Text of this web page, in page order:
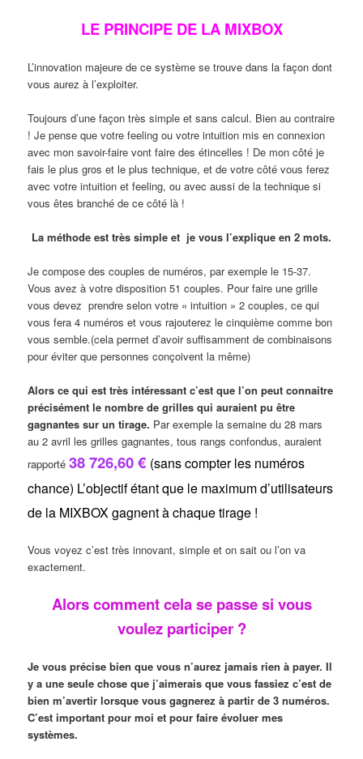
LE PRINCIPE DE LA MIXBOX
L’innovation majeure de ce système se trouve dans la façon dont
vous aurez à l’exploiter.
Toujours d’une façon très simple et sans calcul. Bien au contraire
! Je pense que votre feeling ou votre intuition mis en connexion
avec mon savoir-faire vont faire des étincelles ! De mon côté je
fais le plus gros et le plus technique, et de votre côté vous ferez
avec votre intuition et feeling, ou avec aussi de la technique si
vous êtes branché de ce côté là !
La méthode est très simple et je vous l’explique en 2 mots.
Je compose des couples de numéros, par exemple le 15-37.
Vous avez à votre disposition 51 couples. Pour faire une grille
vous devez prendre selon votre « intuition » 2 couples, ce qui
vous fera 4 numéros et vous rajouterez le cinquième comme bon
vous semble.(cela permet d’avoir suffisamment de combinaisons
pour éviter que personnes conçoivent la même)
Alors ce qui est très intéressant c’est que l’on peut connaitre
précisément le nombre de grilles qui auraient pu être
gagnantes sur un tirage. Par exemple la semaine du 28 mars
au 2 avril les grilles gagnantes, tous rangs confondus, auraient
rapporté38 726,60 € (sans compter les numéros
chance) L’objectif étant que le maximum d’utilisateurs
de la MIXBOX gagnent à chaque tirage !
Vous voyez c’est très innovant, simple et on sait ou l’on va
exactement.
Alors comment cela se passe si vous
voulez participer ?
Je vous précise bien que vous n’aurez jamais rien à payer. Il
y a une seule chose que j’aimerais que vous fassiez c’est de
bien m’avertir lorsque vous gagnerez à partir de 3 numéros.
C’est important pour moi et pour faire évoluer mes
systèmes.